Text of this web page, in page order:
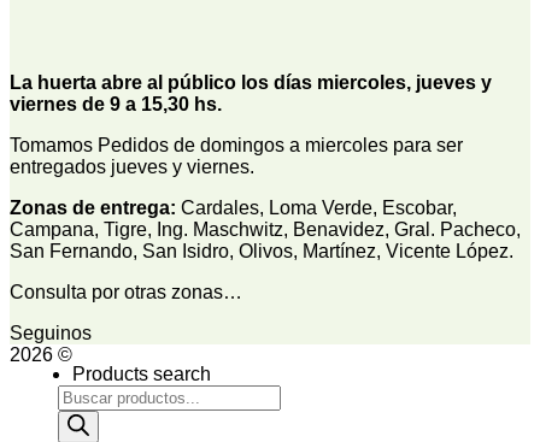
La huerta abre al público los días miercoles, jueves y
viernes de 9 a 15,30 hs.
Tomamos Pedidos de domingos a miercoles para ser
entregados jueves y viernes.
Zonas de entrega: Cardales, Loma Verde, Escobar,
Campana, Tigre, Ing. Maschwitz, Benavidez, Gral. Pacheco,
San Fernando, San Isidro, Olivos, Martínez, Vicente López.
Consulta por otras zonas…
Seguinos
2026 ©
Products search